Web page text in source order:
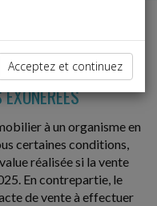
à un organisme en
certaines conditions,
réalisée si la vente
En contrepartie, le
de vente à effectuer
Acceptez et continuez